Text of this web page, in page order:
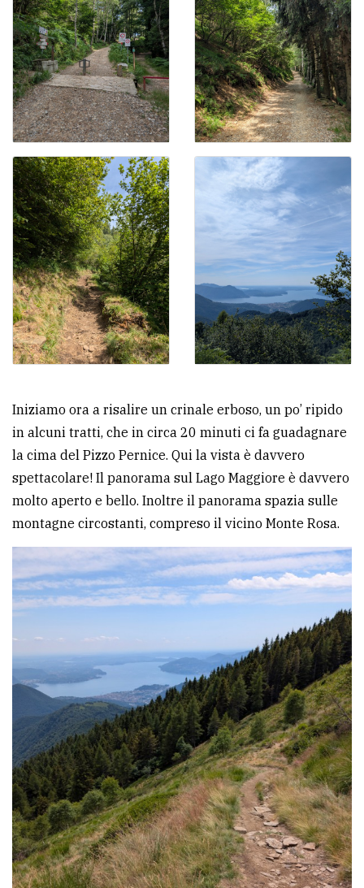
Iniziamo ora a risalire un crinale erboso, un po’ ripido
in alcuni tratti, che in circa 20 minuti ci fa guadagnare
la cima del Pizzo Pernice. Qui la vista è davvero
spettacolare! Il panorama sul Lago Maggiore è davvero
molto aperto e bello. Inoltre il panorama spazia sulle
montagne circostanti, compreso il vicino Monte Rosa.